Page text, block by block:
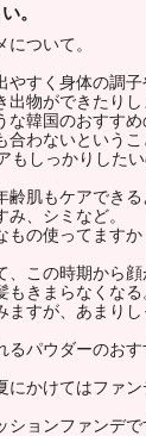
。
ついて。
やすく身体の調
物ができたりし
な韓国のおすす
わないというこ
もしっかりした
齢肌もケアでき
、シミなど。
もの使ってますか
、この時期から
きまらなくなる
ますが、あまり
るパウダーのおす
にかけてはファ
ョンファンデで